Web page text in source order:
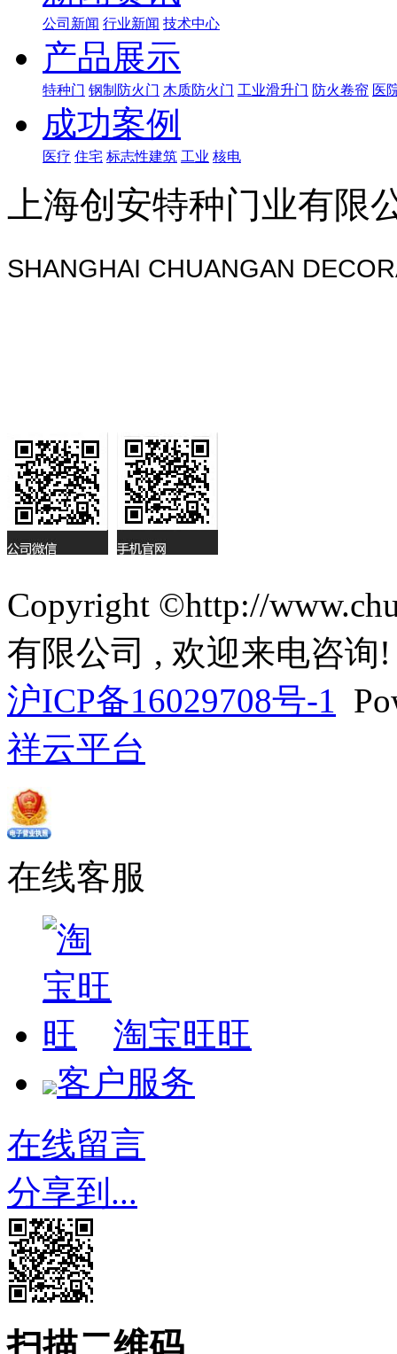
公司新闻 行业新闻 技术中心
产品展示
特种门 钢制防火门 木质防火门 工业滑升门 防火卷帘 医
成功案例
医疗 住宅 标志性建筑 工业 核电
上海创安特种门业有限
SHANGHAI CHUANGAN
Copyright ©http://
有限公司 , 欢迎来电咨询!
沪ICP备16029708号-1
祥云平台
在线客服
淘宝旺旺
客户服务
在线留言
分享到...